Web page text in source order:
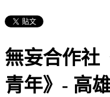
無妄合作社
青年》- 高